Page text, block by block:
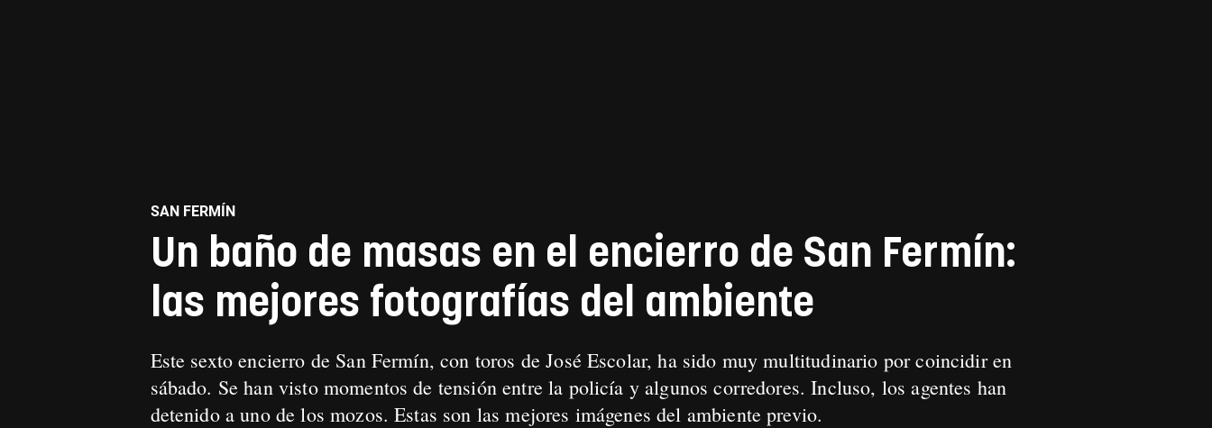
SAN FERMÍN
Un baño de masas en el encierro de San Fermín:
las mejores fotografías del ambiente
Este sexto encierro de San Fermín, con toros de José Escolar, ha sido muy multitudinario por coincidir en
sábado. Se han visto momentos de tensión entre la policía y algunos corredores. Incluso, los agentes han
detenido a uno de los mozos. Estas son las mejores imágenes del ambiente previo.